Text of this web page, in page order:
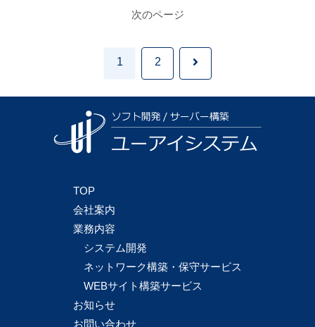
次のページ
1 2 次
TOP
会社案内
業務内容
システム開発
ネットワーク構築・保守サービス
WEBサイト構築サービス
お知らせ
お問い合わせ